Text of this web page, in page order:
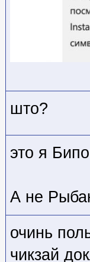
што?
это я
А не
очинь
чикзай